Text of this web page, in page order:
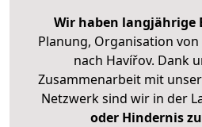
Wir haben langjährige
Planung, Organisation
nach Havířov. Dank
Zusammenarbeit mit
Netzwerk sind wir in der
oder Hindernis